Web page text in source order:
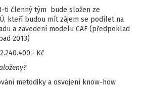
ti členný tým bude složen ze
kteří budou mít zájem se podílet na
a zavedení modelu CAF (předpoklad
2013)
Kč
metodiky a osvojení know-how